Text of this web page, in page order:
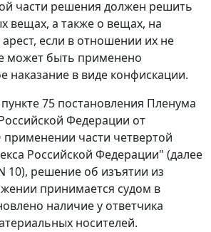
части решения должен решить
вещах, а также о вещах, на
если в отношении их не
может быть применено
наказание в виде конфискации.
75 постановления Пленума
Федерации от
применении части четвертой
Российской Федерации" (далее
10), решение об изъятии из
принимается судом в
наличие у ответчика
носителей.